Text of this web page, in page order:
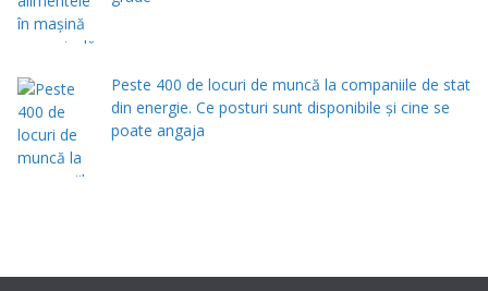
Peste 400 de locuri de muncă la companiile de stat
din energie. Ce posturi sunt disponibile și cine se
poate angaja